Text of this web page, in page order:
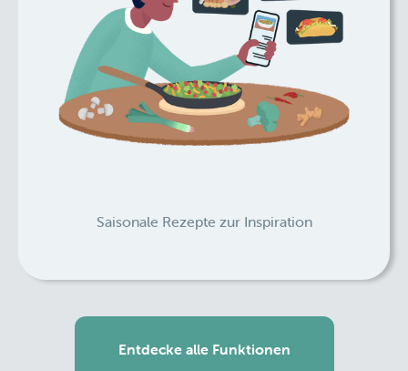
Saisonale Rezepte zur Inspiration
Entdecke alle Funktionen